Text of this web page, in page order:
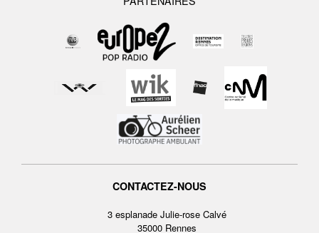
CONTACTEZ-NOUS
3 esplanade Julie-rose Calvé
35000 Rennes